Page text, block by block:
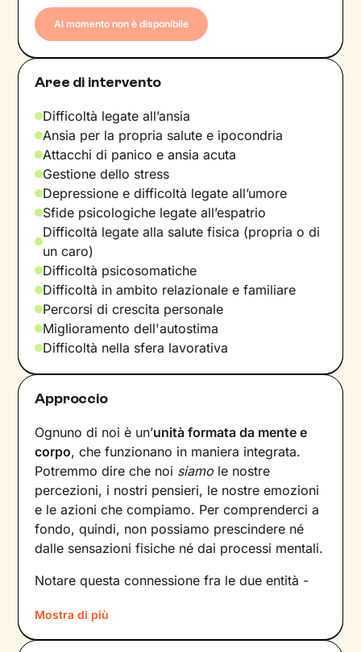
Al momento non è disponibile
Aree di intervento
Difficoltà legate all’ansia
Ansia per la propria salute e ipocondria
Attacchi di panico e ansia acuta
Gestione dello stress
Depressione e difficoltà legate all’umore
Sfide psicologiche legate all’espatrio
Difficoltà legate alla salute fisica (propria o di
un caro)
Difficoltà psicosomatiche
Difficoltà in ambito relazionale e familiare
Percorsi di crescita personale
Miglioramento dell'autostima
Difficoltà nella sfera lavorativa
Approccio
Ognuno di noi è un’unità formata da mente e
corpo, che funzionano in maniera integrata.
Potremmo dire che noi siamo le nostre
percezioni, i nostri pensieri, le nostre emozioni
e le azioni che compiamo. Per comprenderci a
fondo, quindi, non possiamo prescindere né
dalle sensazioni fisiche né dai processi mentali.
Notare questa connessione fra le due entità -
situazioni in cui il benessere corporeo o la sua
mancanza sono direttamente coinvolti, ma si
Mostra di più